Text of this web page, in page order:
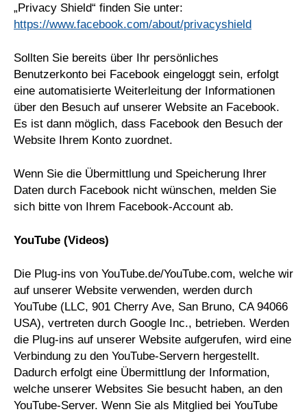
„Privacy Shield“ finden Sie unter:
https://www.facebook.com/about/privacyshield
Sollten Sie bereits über Ihr persönliches
Benutzerkonto bei Facebook eingeloggt sein, erfolgt
eine automatisierte Weiterleitung der Informationen
über den Besuch auf unserer Website an Facebook.
Es ist dann möglich, dass Facebook den Besuch der
Website Ihrem Konto zuordnet.
Wenn Sie die Übermittlung und Speicherung Ihrer
Daten durch Facebook nicht wünschen, melden Sie
sich bitte von Ihrem Facebook-Account ab.
YouTube (Videos)
Die Plug-ins von YouTube.de/YouTube.com, welche wir
auf unserer Website verwenden, werden durch
YouTube (LLC, 901 Cherry Ave, San Bruno, CA 94066
USA), vertreten durch Google Inc., betrieben. Werden
die Plug-ins auf unserer Website aufgerufen, wird eine
Verbindung zu den YouTube-Servern hergestellt.
Dadurch erfolgt eine Übermittlung der Information,
welche unserer Websites Sie besucht haben, an den
YouTube-Server. Wenn Sie als Mitglied bei YouTube